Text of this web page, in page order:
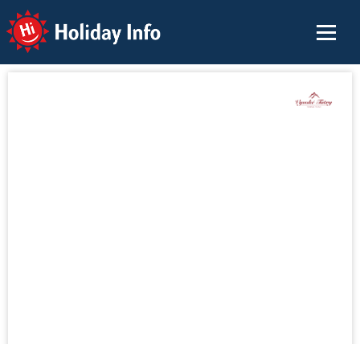
Holiday Info